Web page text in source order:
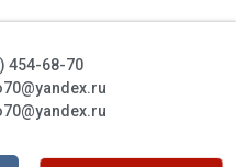
454-68-70